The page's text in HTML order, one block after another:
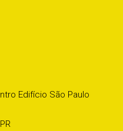
Edifício São Paulo